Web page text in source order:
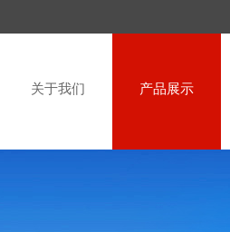
关于我们 产品展示